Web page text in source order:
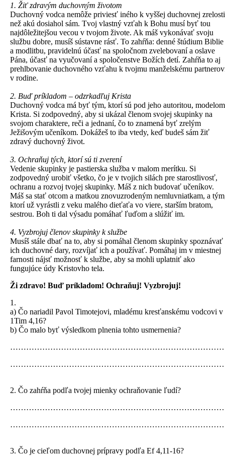
1. Žiť zdravým duchovným životom
Duchovný vodca nemôže priviesť iného k vyššej duchovnej
než akú dosiahol sám. Tvoj vlastný vzťah k Bohu musí byť tou
najdôležitejšou vecou v tvojom živote. Ak máš vykonávať svoju
službu dobre, musíš sústavne rásť. To zahŕňa: denné štúdium Biblie
a modlitbu, pravidelnú účasť na spoločnom zvelebovaní a oslave
Pána, účasť na vyučovaní a spoločenstve Božích detí. Zahŕňa to aj
prehlbovanie duchovného vzťahu k tvojmu manželskému
v rodine.
2. Buď príkladom – odzrkadľuj Krista
Duchovný vodca má byť tým, ktorí sú pod jeho autoritou, modelom
Krista. Si zodpovedný, aby si ukázal členom svojej skupinky na
svojom charaktere, reči a jednaní, čo to znamená byť zrelým
Ježišovým učeníkom. Dokážeš to iba vtedy, keď budeš sám žiť
zdravý duchovný život.
3. Ochraňuj tých, ktorí sú ti zverení
Vedenie skupinky je pastierska služba v malom merítku. Si
zodpovedný urobiť všetko, čo je v tvojich silách pre starostlivosť,
ochranu a rozvoj tvojej skupinky. Máš z nich budovať učeníkov.
Máš sa stať otcom a matkou znovuzrodeným nemluvniatkam, a
ktorí už vyrástli z veku malého dieťaťa vo viere, starším bratom,
sestrou. Boh ti dal výsadu pomáhať ľuďom a slúžiť im.
4. Vyzbrojuj členov skupinky k službe
Musíš stále dbať na to, aby si pomáhal členom skupinky spoznávať
ich duchovné dary, rozvíjať ich a používať. Pomáhaj im v miestnej
farnosti nájsť možnosť k službe, aby sa mohli uplatniť ako
fungujúce údy Kristovho tela.
Ži zdravo! Buď príkladom! Ochraňuj! Vyzbrojuj!
1.
a) Čo nariadil Pavol Timotejovi, mladému kresťanskému vodcovi v
1Tim 4,16?
b) Čo malo byť výsledkom plnenia tohto usmernenia?
2. Čo zahŕňa podľa tvojej mienky ochraňovanie ľudí?
3. Čo je cieľom duchovnej prípravy podľa Ef 4,11-16?